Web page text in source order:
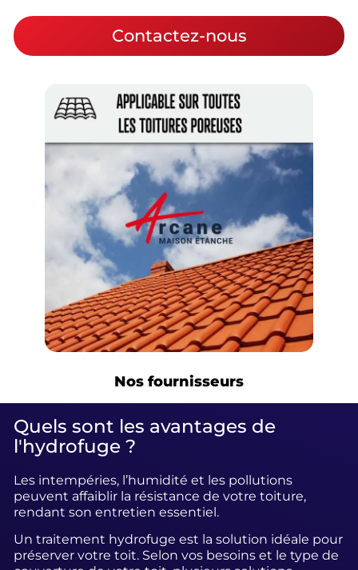
Contactez-nous
Nos fournisseurs
Quels sont les avantages de
l'hydrofuge ?
Les intempéries, l’humidité et les pollutions
peuvent affaiblir la résistance de votre toiture,
rendant son entretien essentiel.
Un traitement hydrofuge est la solution idéale pour
préserver votre toit. Selon vos besoins et le type de